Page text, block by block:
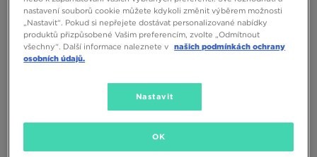
nastavení souborů cookie můžete kdykoli změnit výběrem možnosti
„Nastavit“. Pokud si nepřejete dostávat personalizované nabídky
produktů přizpůsobené Vašim preferencím, zvolte „Odmítnout
všechny“. Další informace naleznete v našich podmínkách ochrany
osobních údajů.
Nastavit
OK